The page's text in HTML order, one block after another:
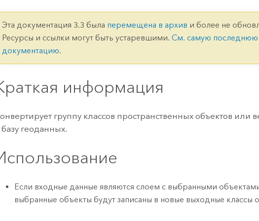
технологий
Эта документация 3.3 была перемещена в архив и более не
Ресурсы и ссылки могут быть устаревшими.См. самую последнюю
документацию.
информация
группу классов пространственных объектов или
базу геоданных.
Если входные данные являются слоем с выбранными
выбранные объекты будут записаны в новые выходные классы